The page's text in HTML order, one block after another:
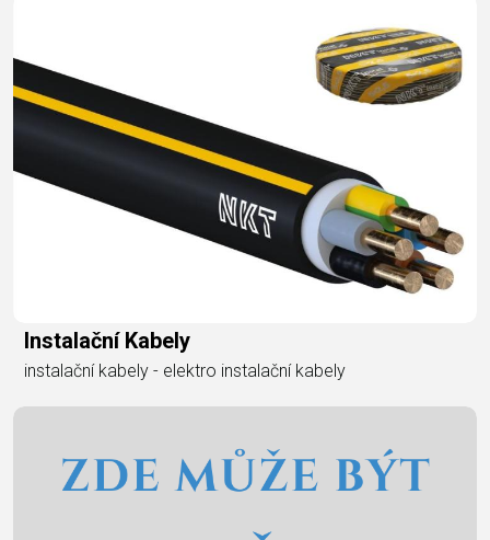
Instalační Kabely
instalační kabely - elektro instalační kabely